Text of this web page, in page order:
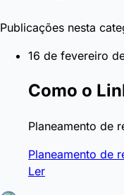
Publicações nesta
16 de fevereiro
Como o
Planeamento de
Planeamento de
Ler